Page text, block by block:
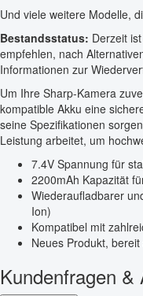
Und viele weitere Modelle,
Bestandsstatus: Derzeit
empfehlen, nach
Informationen zur
Um Ihre Sharp-Kamera
kompatible Akku eine
seine Spezifikationen
Leistung arbeitet, um
7.4V Spannung für
2200mAh Kapazität
Wiederaufladbarer
Ion)
Kompatibel mit
Neues Produkt,
Kundenfragen &